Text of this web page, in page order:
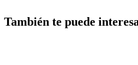
También te puede